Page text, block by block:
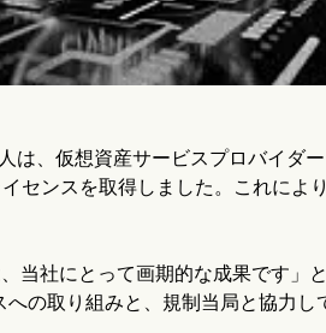
、仮想資産サービスプロバイダ
センスを取得しました。これによ
当社にとって画期的な成果です
の取り組みと、規制当局と協力